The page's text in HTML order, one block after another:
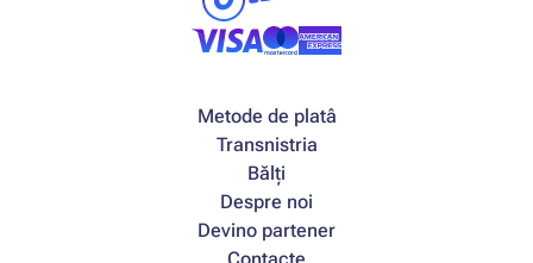
Metode de platâ
Transnistria
Bălți
Despre noi
Devino partener